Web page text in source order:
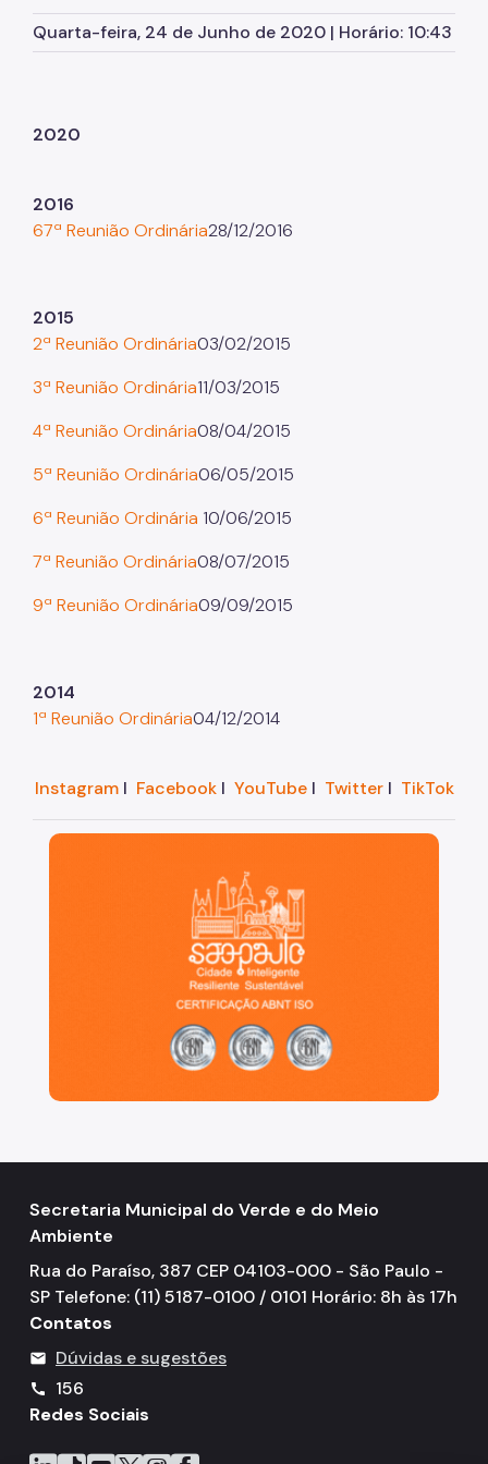
Parques Urbanos
Unidades de Conservação
Viveiros Municipais
Planetários
Planejamento Ambiental
Patrimônio Ambiental
Biosampa
Projetos Urbanos
Informações Ambientais
Licenciamento Ambiental
Licenciamento Ambiental Não-Industrial
Estudos Ambientais
TCA - Termo de Compromisso Ambiental
Fiscalização Ambiental
Defesa e Valorização Ambiental
Mudanças Climáticas
Comitê do Clima
Inventário de GEE
Plano de Ação Climática
COMFROTA-SP
Mata Atlântica
Quarta-feira, 24 de Junho de 2020 | Horário: 10:43
2020
2016
67ª Reunião Ordinária28/12/2016
2015
2ª Reunião Ordinária03/02/2015
3ª Reunião Ordinária11/03/2015
4ª Reunião Ordinária08/04/2015
5ª Reunião Ordinária06/05/2015
6ª Reunião Ordinária 10/06/2015
7ª Reunião Ordinária08/07/2015
9ª Reunião Ordinária09/09/2015
2014
1ª Reunião Ordinária04/12/2014
InstagramI FacebookI YouTubeI TwitterI TikTok
São Paulo, cidade inteligente, resiliente e sustentável
Secretaria Municipal do Verde e do Meio
Ambiente
Rua do Paraíso, 387 CEP 04103-000 - São Paulo -
SP Telefone: (11) 5187-0100 / 0101 Horário: 8h às 17h
Contatos
mail Dúvidas e sugestões
call
156
Redes Sociais